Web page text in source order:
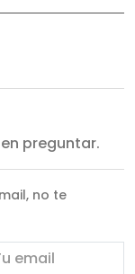
preguntar.
no te